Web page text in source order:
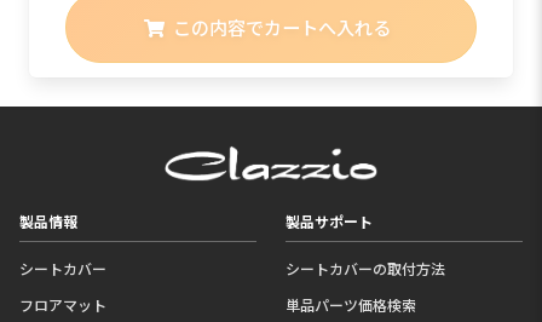
この内容でカートへ入れる
製品情報
シートカバー
フロアマット
製品サポート
シートカバーの取付方法
単品パーツ価格検索